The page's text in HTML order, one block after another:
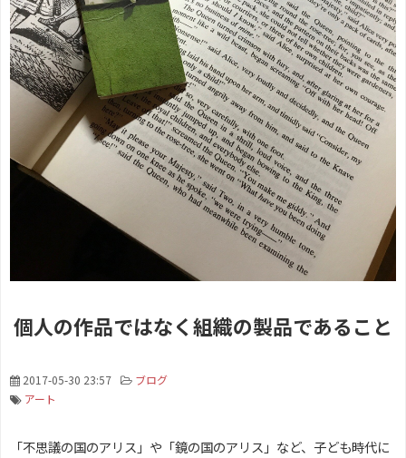
個人の作品ではなく組織の製品であること
2017-05-30 23:57
ブログ
アート
「不思議の国のアリス」や「鏡の国のアリス」など、子ども時代に